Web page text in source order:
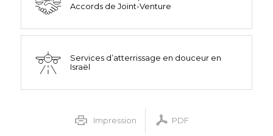
Accords de Joint-Venture
Services d’atterrissage en douceur en
Israël
Impression PDF